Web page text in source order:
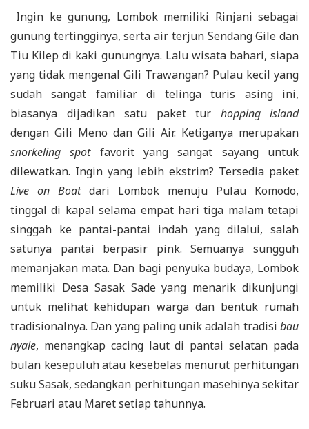
Ingin ke gunung, Lombok memiliki Rinjani sebagai
gunung tertingginya, serta air terjun Sendang Gile dan
Tiu Kilep di kaki gunungnya. Lalu wisata bahari, siapa
yang tidak mengenal Gili Trawangan? Pulau kecil yang
sudah sangat familiar di telinga turis asing ini,
biasanya dijadikan satu paket tur hopping island
dengan Gili Meno dan Gili Air. Ketiganya merupakan
snorkeling spot favorit yang sangat sayang untuk
dilewatkan. Ingin yang lebih ekstrim? Tersedia paket
Live on Boatdari Lombok menuju Pulau Komodo,
tinggal di kapal selama empat hari tiga malam tetapi
singgah ke pantai-pantai indah yang dilalui, salah
satunya pantai berpasir pink. Semuanya sungguh
memanjakan mata. Dan bagi penyuka budaya, Lombok
memiliki Desa Sasak Sade yang menarik dikunjungi
untuk melihat kehidupan warga dan bentuk rumah
tradisionalnya. Dan yang paling unik adalah tradisi bau
nyale, menangkap cacing laut di pantai selatan pada
bulan kesepuluh atau kesebelas menurut perhitungan
suku Sasak, sedangkan perhitungan masehinya sekitar
Februari atau Maret setiap tahunnya.